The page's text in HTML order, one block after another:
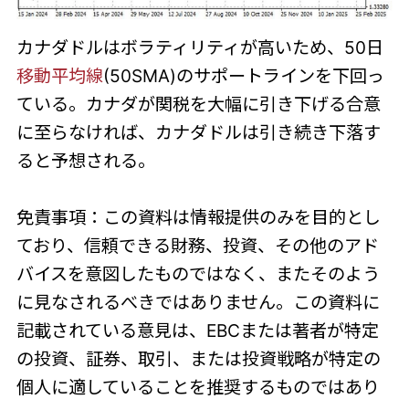
カナダドルはボラティリティが高いため、50日
移動平均線(50SMA)のサポートラインを下回っ
ている。カナダが関税を大幅に引き下げる合意
に至らなければ、カナダドルは引き続き下落す
ると予想される。
免責事項：この資料は情報提供のみを目的とし
ており、信頼できる財務、投資、その他のアド
バイスを意図したものではなく、またそのよう
に見なされるべきではありません。この資料に
記載されている意見は、EBCまたは著者が特定
の投資、証券、取引、または投資戦略が特定の
個人に適していることを推奨するものではあり